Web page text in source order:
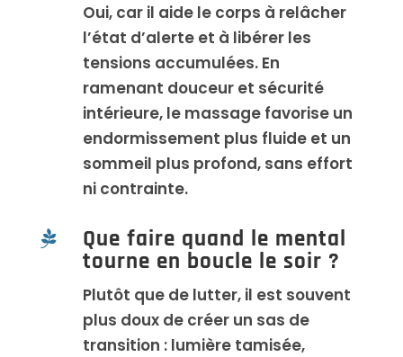
Oui, car il aide le corps à relâcher
l’état d’alerte et à libérer les
tensions accumulées. En
ramenant douceur et sécurité
intérieure, le massage favorise un
endormissement plus fluide et un
sommeil plus profond, sans effort
ni contrainte.
 Que faire quand le mental
tourne en boucle le soir ?
Plutôt que de lutter, il est souvent
plus doux de créer un sas de
transition : lumière tamisée,